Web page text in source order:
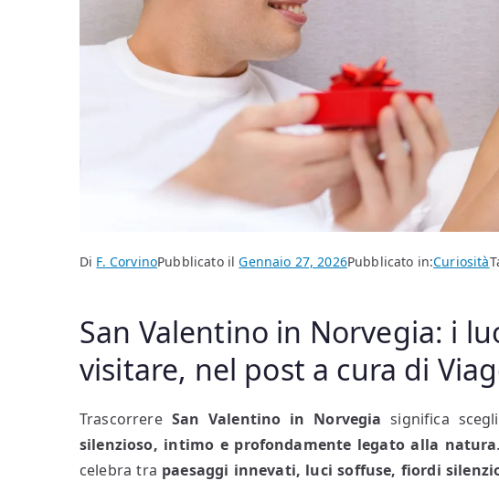
Di F. CorvinoPubblicato ilGennaio 27, 2026Pubblicato in:Curiosità
San Valentino in Norvegia: i
visitare, nel post a cura di
Trascorrere San Valentino in Norvegia significa
silenzioso, intimo e profondamente legato alla natura
celebra tra paesaggi innevati, luci soffuse, fiordi